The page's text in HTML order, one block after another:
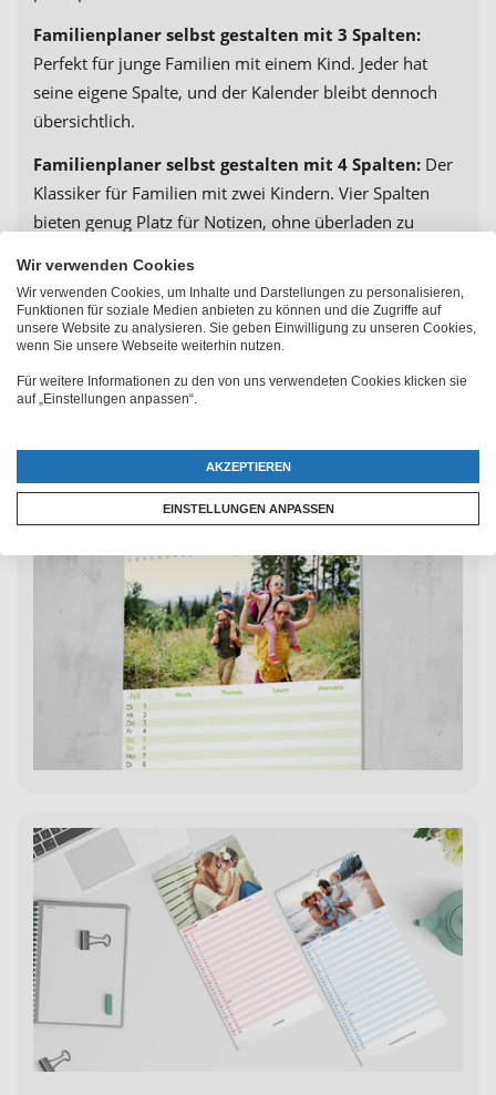
Familienplaner selbst gestalten mit 3 Spalten:
Perfekt für junge Familien mit einem Kind. Jeder hat
seine eigene Spalte, und der Kalender bleibt dennoch
übersichtlich.
Familienplaner selbst gestalten mit 4 Spalten: Der
Klassiker für Familien mit zwei Kindern. Vier Spalten
bieten genug Platz für Notizen, ohne überladen zu
Familienplaner selbst gestalten mit 5 Spalten:Für
größere Familien oder wenn eine Extra-Spalte für
gemeinsame Termine, Haustiere oder
Haushaltspflichten benötigt wird.
PhotoFancy findet ihr das passende Format für euren
Familienkalender 2027.
Wir verwenden Cookies
Wir verwenden Cookies, um Inhalte und Darstellungen zu personalisieren,
Funktionen für soziale Medien anbieten zu können und die Zugriffe auf
unsere Website zu analysieren. Sie geben Einwilligung zu unseren Cookies,
wenn Sie unsere Webseite weiterhin nutzen.
Für weitere Informationen zu den von uns verwendeten Cookies klicken sie
auf „Einstellungen anpassen“.
AKZEPTIEREN
EINSTELLUNGEN ANPASSEN